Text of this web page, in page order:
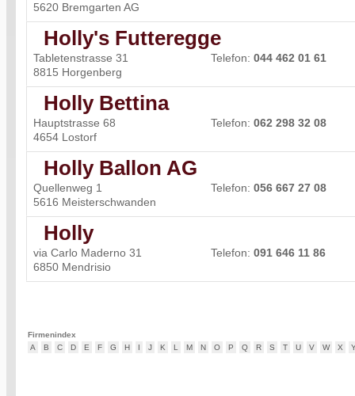
5620 Bremgarten AG
Holly's Futteregge
Tabletenstrasse 31
8815 Horgenberg
Telefon: 044 462 01 61
Holly Bettina
Hauptstrasse 68
4654 Lostorf
Telefon: 062 298 32 08
Holly Ballon AG
Quellenweg 1
5616 Meisterschwanden
Telefon: 056 667 27 08
Holly
via Carlo Maderno 31
6850 Mendrisio
Telefon: 091 646 11 86
Firmenindex
A
B C D E F G H I J K L M N O P Q R S T U V W X